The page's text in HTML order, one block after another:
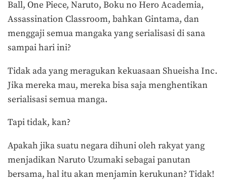
Ball, One Piece, Naruto, Boku no Hero Academia,
Assassination Classroom, bahkan Gintama, dan
menggaji semua mangaka yang serialisasi di sana
sampai hari ini?
Tidak ada yang meragukan kekuasaan Shueisha Inc.
Jika mereka mau, mereka bisa saja menghentikan
serialisasi semua manga.
Tapi tidak, kan?
Apakah jika suatu negara dihuni oleh rakyat yang
menjadikan Naruto Uzumaki sebagai panutan
bersama, hal itu akan menjamin kerukunan? Tidak!